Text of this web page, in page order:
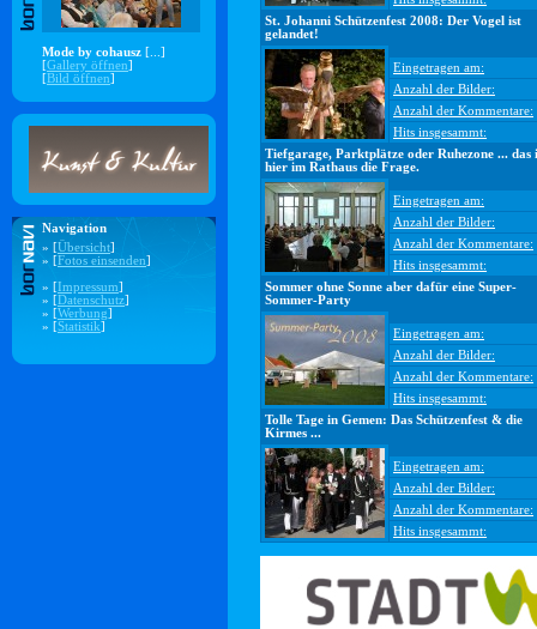
Mode by cohausz [...]
[Gallery öffnen]
[Bild öffnen]
Navigation
» [Übersicht]
» [Fotos einsenden]
» [Impressum]
» [Datenschutz]
» [Werbung]
» [Statistik]
St. Johanni Schützenfest 2008: Der Vogel ist
gelandet!
Eingetragen am:
Anzahl der Bilder:
Anzahl der Kommentare:
Hits insgesammt:
Tiefgarage, Parktplätze oder Ruhezone ... das
hier im Rathaus die Frage.
Eingetragen am:
Anzahl der Bilder:
Anzahl der Kommentare:
Hits insgesammt:
Sommer ohne Sonne aber dafür eine Super-
Sommer-Party
Eingetragen am:
Anzahl der Bilder:
Anzahl der Kommentare:
Hits insgesammt:
Tolle Tage in Gemen: Das Schützenfest & die
Kirmes ...
Eingetragen am:
Anzahl der Bilder:
Anzahl der Kommentare:
Hits insgesammt: